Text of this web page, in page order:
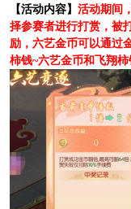
【活动内容】 活动期间
择参赛者进行打赏，被
励，六艺金币可以通过
柿钱~六艺金币和飞翔